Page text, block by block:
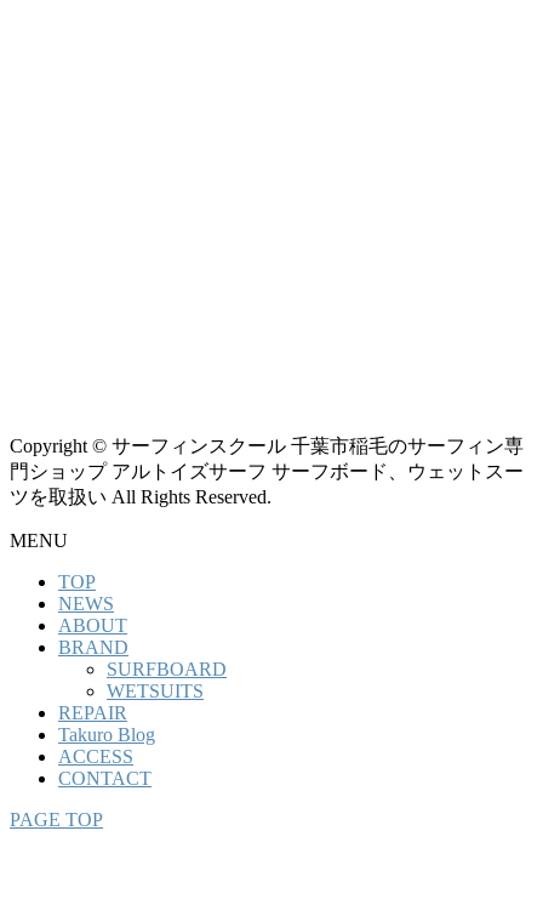
Copyright © サーフィンスクール 千葉市稲毛のサーフィン専
門ショップ アルトイズサーフ サーフボード、ウェットスー
ツを取扱い All Rights Reserved.
MENU
TOP
NEWS
ABOUT
BRAND
SURFBOARD
WETSUITS
REPAIR
Takuro Blog
ACCESS
CONTACT
PAGE TOP